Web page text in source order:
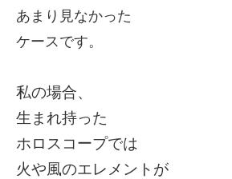
あまり見なかった
ケースです。
私の場合、
生まれ持った
ホロスコープでは
火や風のエレメントが